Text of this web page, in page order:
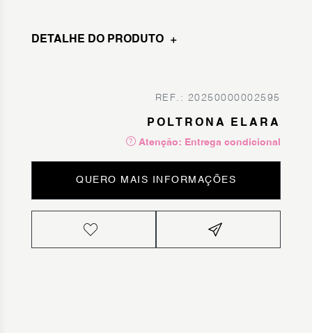
DETALHE DO PRODUTO
REF.: 20250000002595
POLTRONA ELARA
Atenção: Entrega condicional
QUERO MAIS INFORMAÇÕES